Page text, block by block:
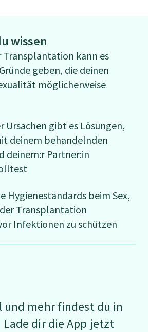
wissen
Transplantation kann es
geben, die deinen
möglicherweise
Ursachen gibt es Lösungen,
deinem behandelnden
deinem:r Partner:in
Hygienestandards beim Sex,
Transplantation
Infektionen zu schützen
und mehr findest du in
Lade dir die App jetzt